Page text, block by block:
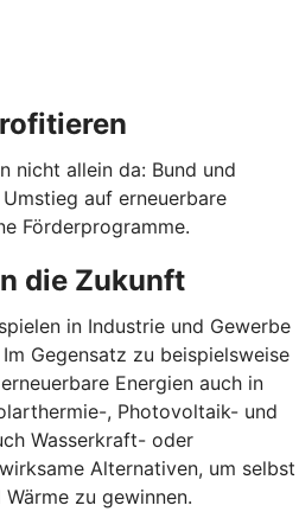
nicht allein da: Bund und
auf erneuerbare
Förderprogramme.
die Zukunft
in Industrie und Gewerbe
Gegensatz zu beispielsweise
Energien auch in
, Photovoltaik- und
Wasserkraft- oder
Alternativen, um selbst
zu gewinnen.